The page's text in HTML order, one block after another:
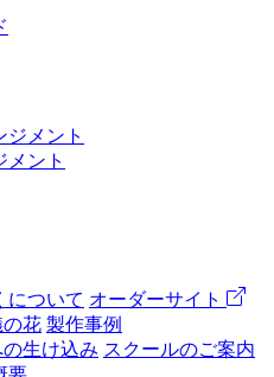
ント
について オーダーサイト
の花 製作事例
生け込み スクールのご案内